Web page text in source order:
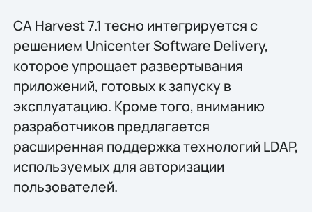
CA Harvest 7.1 тесно интегрируется с
решением Unicenter Software Delivery,
которое упрощает развертывания
приложений, готовых к запуску в
эксплуатацию. Кроме того, вниманию
разработчиков предлагается
расширенная поддержка технологий LDAP,
используемых для авторизации
пользователей.